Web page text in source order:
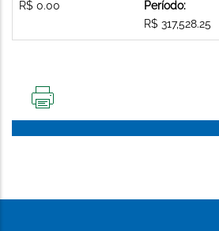
R$ 0.00
Período:
R$ 317,528.25
PÁGINA